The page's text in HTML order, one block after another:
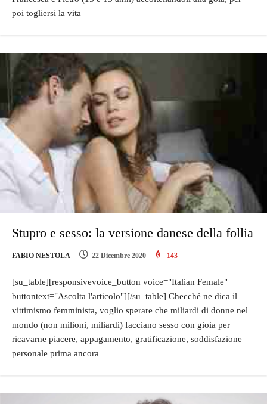
poi togliersi la vita
Stupro e sesso: la versione danese della follia
FABIO NESTOLA 22 Dicembre 2020 143
[su_table][responsivevoice_button voice="Italian Female"
buttontext="Ascolta l'articolo"][/su_table] Checché ne dica il
vittimismo femminista, voglio sperare che miliardi di donne nel
mondo (non milioni, miliardi) facciano sesso con gioia per
ricavarne piacere, appagamento, gratificazione, soddisfazione
personale prima ancora